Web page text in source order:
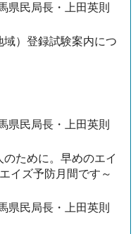
県民局長・上田英則
）登録試験案内につ
県民局長・上田英則
ために。早めのエイ
イズ予防月間です～
県民局長・上田英則